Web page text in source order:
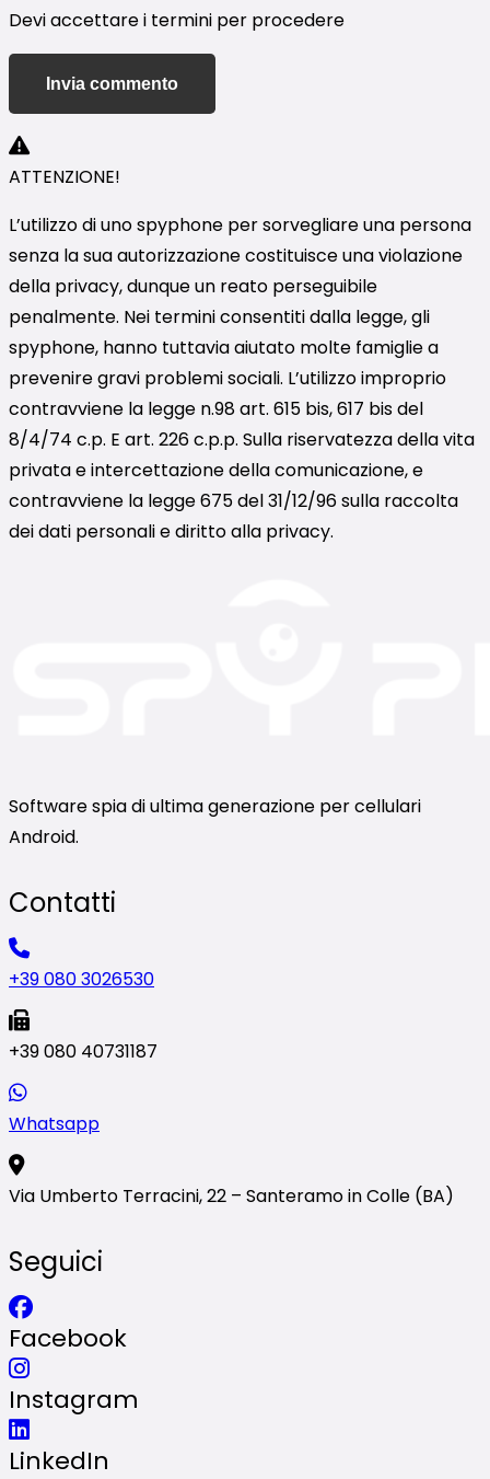
Devi accettare i termini per procedere
Invia commento
ATTENZIONE!
L’utilizzo di uno spyphone per sorvegliare una persona
senza la sua autorizzazione costituisce una violazione
della privacy, dunque un reato perseguibile
penalmente. Nei termini consentiti dalla legge, gli
spyphone, hanno tuttavia aiutato molte famiglie a
prevenire gravi problemi sociali. L’utilizzo improprio
contravviene la legge n.98 art. 615 bis, 617 bis del
8/4/74 c.p. E art. 226 c.p.p. Sulla riservatezza della vita
privata e intercettazione della comunicazione, e
contravviene la legge 675 del 31/12/96 sulla raccolta
dei dati personali e diritto alla privacy.
Software spia di ultima generazione per cellulari
Android.
Contatti
+39 080 3026530
+39 080 40731187
Whatsapp
Via Umberto Terracini, 22 – Santeramo in Colle (BA)
Seguici
Facebook
Instagram
LinkedIn